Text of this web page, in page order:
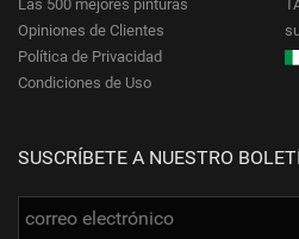
Las 500 mejores pinturas
Opiniones de Clientes
Política de Privacidad
Condiciones de Uso
SUSCRÍBETE A NUESTRO